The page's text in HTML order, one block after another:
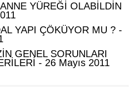
YÜREĞİ OLABİLDİN
YAPI ÇÖKÜYOR MU ? -
GENEL SORUNLARI
- 26 Mayıs 2011
ve Rüşvetin Yeni Adı: Bağış
Gençdal